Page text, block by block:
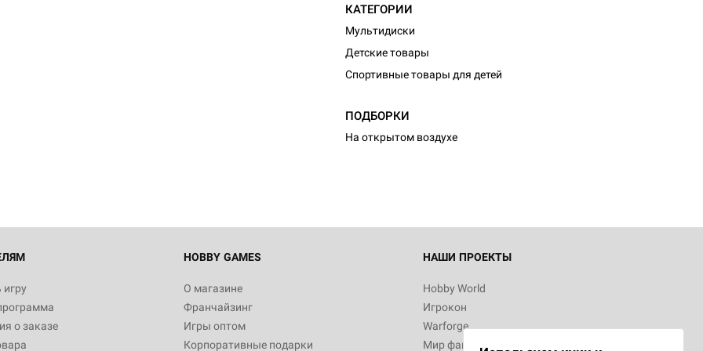
КАТЕГОРИИ
Мультидиски
Детские товары
Спортивные товары для детей
ПОДБОРКИ
На открытом воздухе
о заказе
HOBBY GAMES
О магазине
Франчайзинг
Игры оптом
Корпоративные подарки
НАШИ ПРОЕКТЫ
Hobby World
Игрокон
Warforge
Мир фантастики